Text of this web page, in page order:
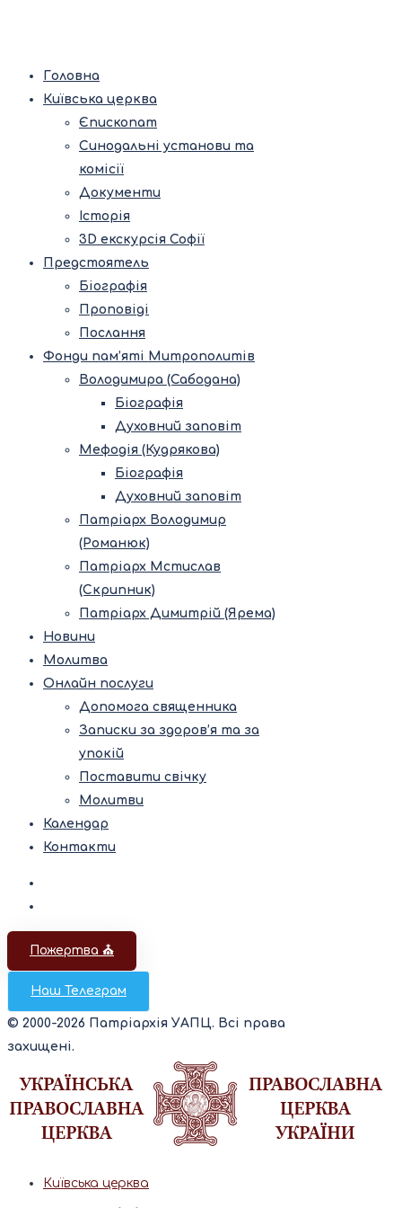
Головна
Київська церква
Єпископат
Синодальні установи та
комісії
Документи
Історія
3D екскурсія Софії
Предстоятель
Біографія
Проповіді
Послання
Фонди пам’яті Митрополитів
Володимира (Сабодана)
Біографія
Духовний заповіт
Мефодія (Кудрякова)
Біографія
Духовний заповіт
Патріарх Володимир
(Романюк)
Патріарх Мстислав
(Скрипник)
Патріарх Димитрій (Ярема)
Новини
Молитва
Онлайн послуги
Допомога священника
Записки за здоров’я та за
упокій
Поставити свічку
Молитви
Календар
Контакти
Пожертва ⛪️
Наш Телеграм
© 2000-2026 Патріархія УАПЦ. Всі права
захищені.
Київська церква